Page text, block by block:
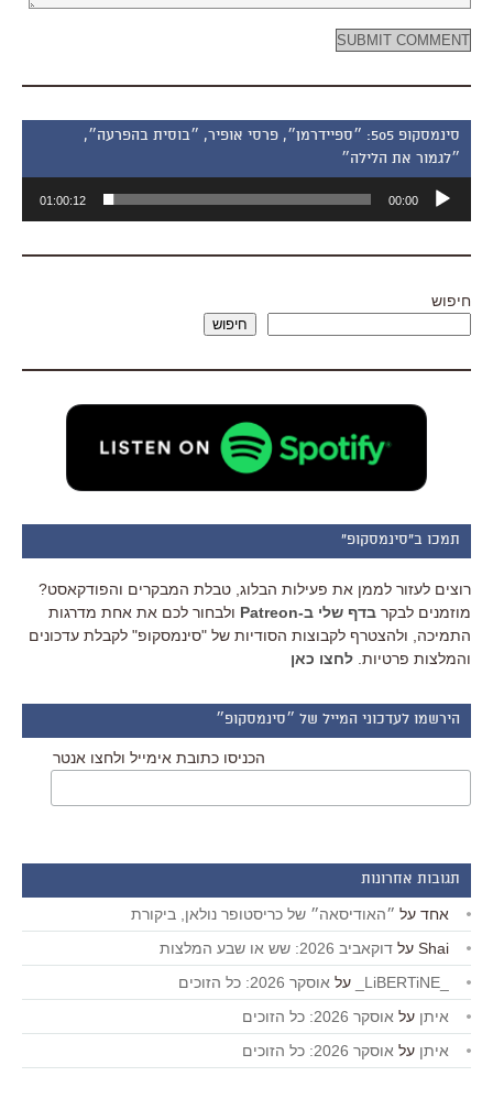
סינמסקופ 505: ״ספיידרמן״, פרסי אופיר, ״בוסית בהפרעה״,
״לגמור את הלילה״
אודיו
00:00
01:00:12
חיפוש
חיפוש
תמכו ב"סינמסקופ"
רוצים לעזור לממן את פעילות הבלוג, טבלת המבקרים והפודקאסט?
מוזמנים לבקר בדף שלי ב-Patreon
ולבחור לכם את אחת מדרגות
התמיכה, ולהצטרף לקבוצות הסודיות של "סינמסקופ" לקבלת עדכונים
והמלצות פרטיות. לחצו כאן
הירשמו לעדכוני המייל של ״סינמסקופ״
הכניסו כתובת אימייל ולחצו אנטר
תגובות אחרונות
אחד על ״האודיסאה״ של כריסטופר נולאן, ביקורת
Shai על דוקאביב 2026: שש או שבע המלצות
על אוסקר 2026: כל הזוכים
איתן על אוסקר 2026: כל הזוכים
איתן על אוסקר 2026: כל הזוכים